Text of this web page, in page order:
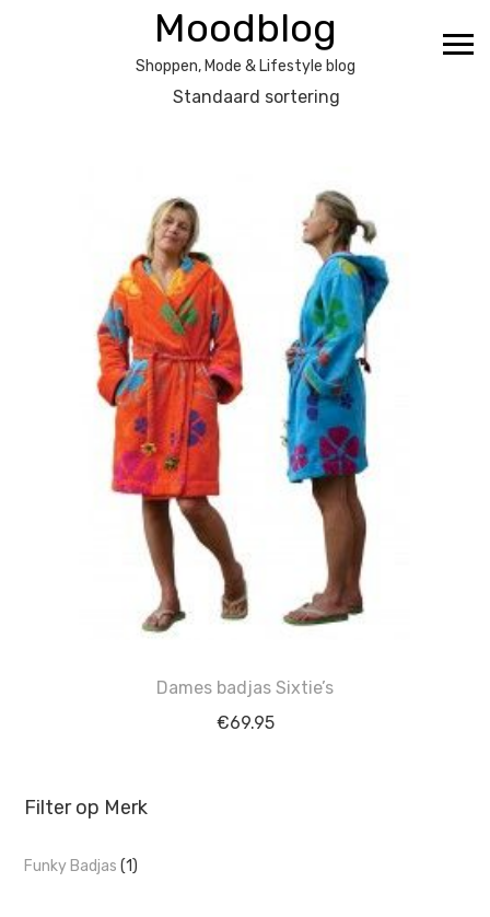
Moodblog
Shoppen, Mode & Lifestyle blog
Dames badjas Sixtie’s
€69.95
Filter op Merk
Funky Badjas (1)